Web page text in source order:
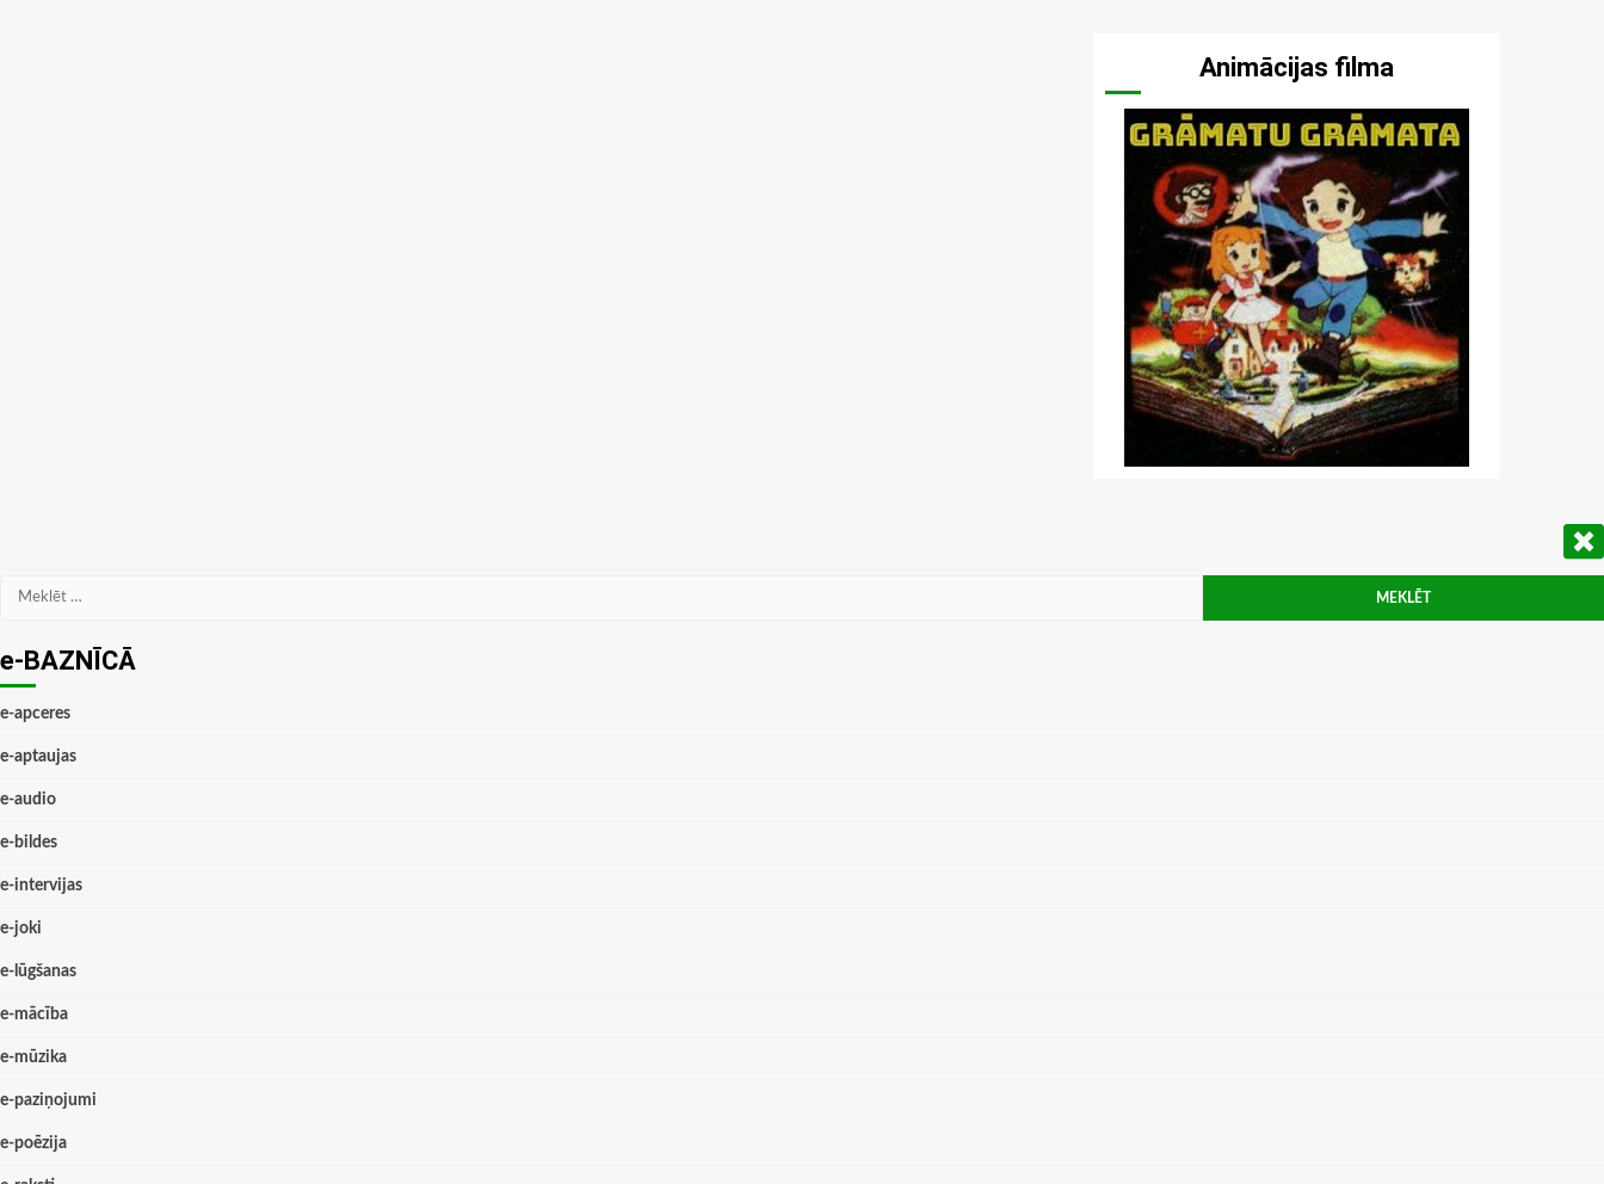
Animācijas filma
Meklēt:
e-BAZNĪCĀ
e-apceres
e-aptaujas
e-audio
e-bildes
e-intervijas
e-joki
e-lūgšanas
e-mācība
e-mūzika
e-paziņojumi
e-poēzija